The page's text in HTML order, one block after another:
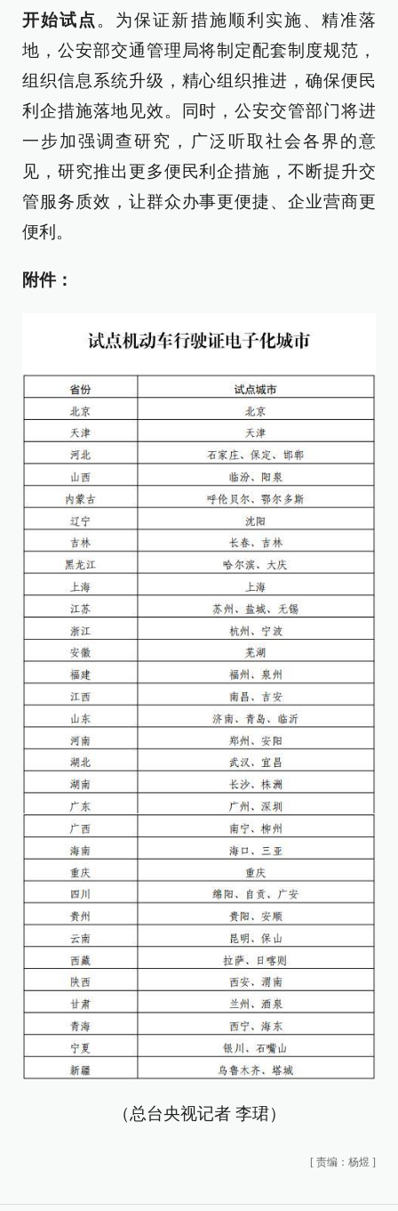
开始试点 。为保证新措施顺利实施、精准落
地，公安部交通管理局将制定配套制度规范，
组织信息系统升级，精心组织推进，确保便民
利企措施落地见效。同时，公安交管部门将进
一步加强调查研究，广泛听取社会各界的意
见，研究推出更多便民利企措施，不断提升交
管服务质效，让群众办事更便捷、企业营商更
便利。
附件：
（总台央视记者 李珺）
[ 责编：杨煜 ]